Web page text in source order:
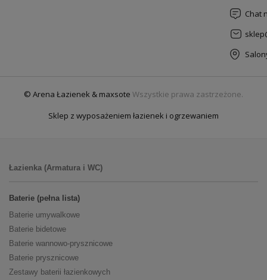
Chat
© Arena Łazienek & maxsote Wszystkie prawa zastrzeżone.
Sklep z wyposażeniem łazienek i ogrzewaniem
Łazienka (Armatura i WC)
Baterie (pełna lista)
Baterie umywalkowe
Baterie bidetowe
Baterie wannowo-prysznicowe
Baterie prysznicowe
Zestawy baterii łazienkowych